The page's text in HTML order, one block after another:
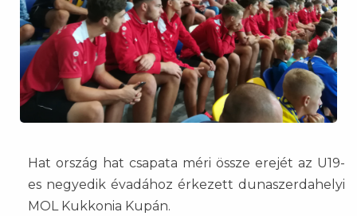
Hat ország hat csapata méri össze erejét az U19-
es negyedik évadához érkezett dunaszerdahelyi
MOL Kukkonia Kupán.